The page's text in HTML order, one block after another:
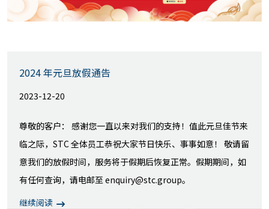
2024 年元旦放假通告
2023-12-20
尊敬的客户： 感谢您一直以来对我们的支持！值此元旦佳节来
临之际，STC 全体员工恭祝大家节日快乐、事事如意！ 敬请留
意我们的放假时间，服务将于假期后恢复正常。假期期间，如
有任何查询，请电邮至 enquiry@stc.group。
继续阅读